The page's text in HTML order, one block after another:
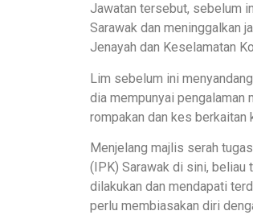
Jawatan tersebut, sebelum
Sarawak dan meninggalkan
Jenayah dan Keselamatan
Lim sebelum ini
dia mempunyai pengalaman
rompakan dan kes berkaitan
Menjelang majlis serah
(IPK) Sarawak di sini, beliau
dilakukan dan mendapati
perlu membiasakan diri